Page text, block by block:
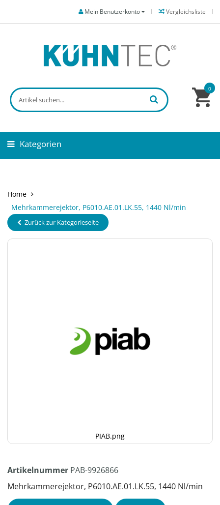
Vergleichsliste
Mein Benutzerkonto
0
Kategorien
Home
Mehrkammerejektor, P6010.AE.01.LK.55, 1440 Nl/min
Zurück zur Kategorieseite
PIAB.png
Artikelnummer PAB-9926866
Mehrkammerejektor, P6010.AE.01.LK.55, 1440 Nl/min